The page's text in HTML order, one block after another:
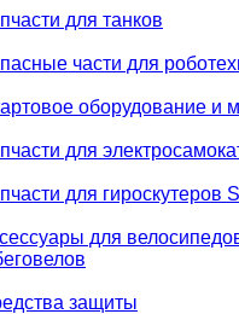
для танков
части для
оборудование и
для
для гироскутеров
для
защиты